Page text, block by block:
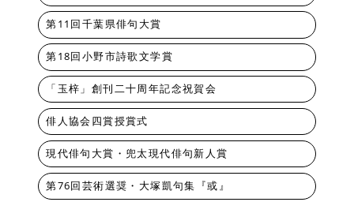
第11回千葉県俳句大賞
第18回小野市詩歌文学賞
「玉梓」創刊二十周年記念祝賀会
俳人協会四賞授賞式
現代俳句大賞・兜太現代俳句新人賞
第76回芸術選奨・大塚凱句集『或』